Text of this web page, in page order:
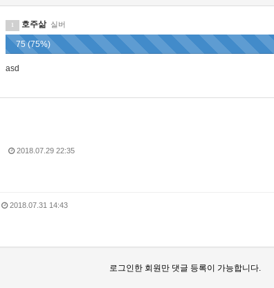
호주삶 실버
75 (75%)
asd
2018.07.29 22:35
2018.07.31 14:43
로그인한 회원만 댓글 등록이 가능합니다.